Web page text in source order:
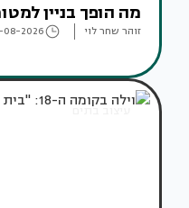
מה הופך בניין
זוהר שחר לוי 08-2026
עיצוב בתים